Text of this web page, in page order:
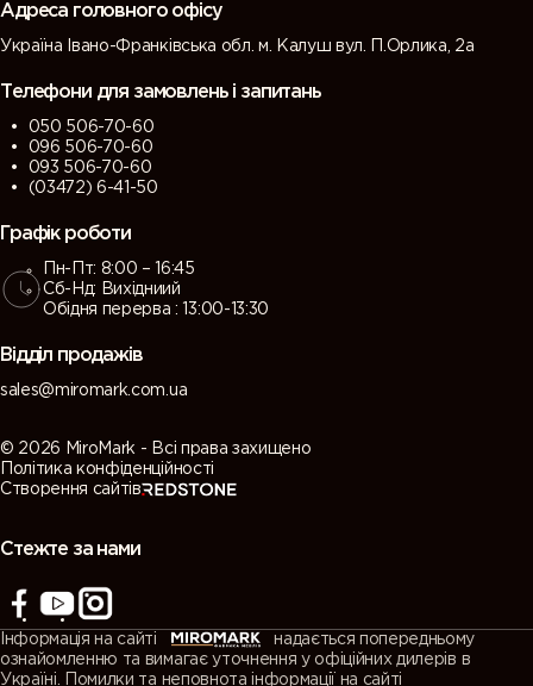
Адреса головного офісу
Україна Івано-Франківська обл. м. Калуш вул. П.Орлика, 2а
Телефони для замовлень і запитань
050 506-70-60
096 506-70-60
093 506-70-60
(03472) 6-41-50
Графік роботи
Пн-Пт: 8:00 – 16:45
Сб-Нд: Вихідниий
Обідня перерва : 13:00-13:30
Відділ продажів
sales@miromark.com.ua
© 2026 MiroMark - Всі права захищено
Політика конфіденційності
Створення сайтів
Стежте за нами
Інформація на сайті
надається попередньому
ознайомленню та вимагає уточнення у офіційних дилерів в
Україні. Помилки та неповнота інформації на сайті